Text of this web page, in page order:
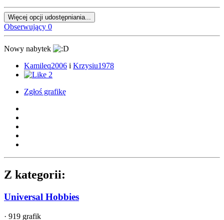
Więcej opcji udostępniania...
Obserwujący 0
Nowy nabytek
Kamileq2006 i Krzysiu1978
2
Zgłoś grafikę
Z kategorii:
Universal Hobbies
· 919 grafik